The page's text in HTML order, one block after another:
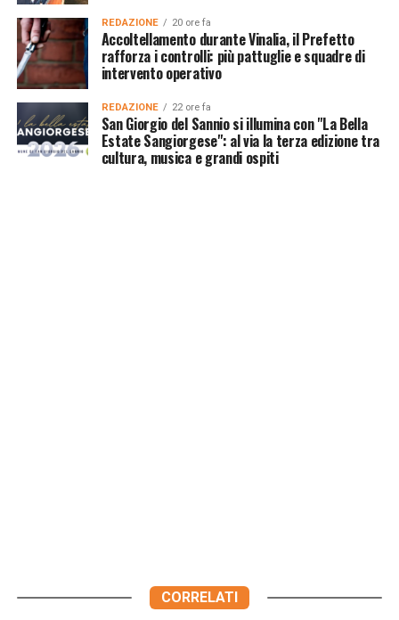
REDAZIONE 20 ore fa
Accoltellamento durante Vinalia, il Prefetto
rafforza i controlli: più pattuglie e squadre di
intervento operativo
REDAZIONE 22 ore fa
San Giorgio del Sannio si illumina con "La Bella
Estate Sangiorgese": al via la terza edizione tra
cultura, musica e grandi ospiti
CORRELATI